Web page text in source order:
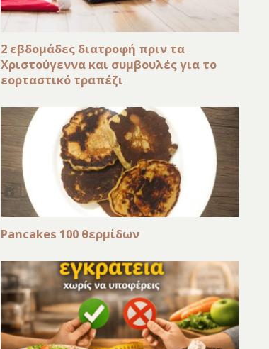
2 εβδομάδες διατροφή πριν τα
Χριστούγεννα και συμβουλές για το
εορταστικό τραπέζι
Pancakes 100 θερμίδων